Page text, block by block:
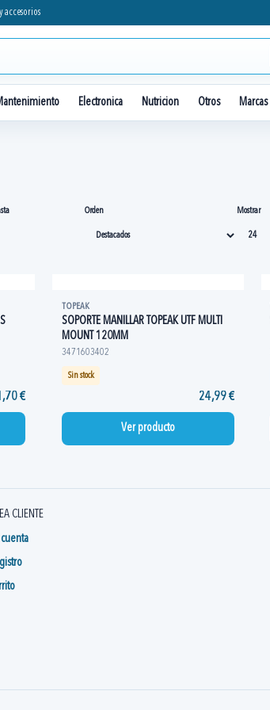
accesorios
Electronica Nutricion Otros Marcas
Orden Mostrar
€
TOPEAK
SOPORTE MANILLAR TOPEAK UTF MULTI
MOUNT 120MM
3471603402
Sin stock
24,99 €
Ver producto
CLIENTE